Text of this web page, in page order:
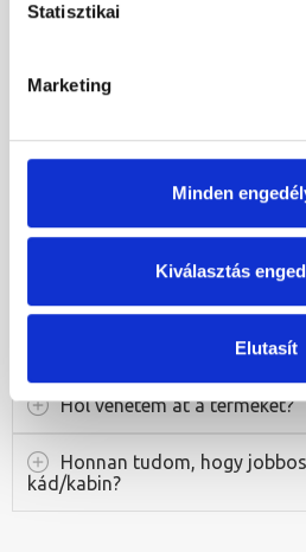
Statisztikai
Marketing
Minden
Kiválasztás
Elutasít
Zuhanyajtók
Egyéb
A termékek elérhetősége
Hogyan vásárolhatok?
Hol vehetem át a terméket?
Honnan tudom, hogy
kád/kabin?